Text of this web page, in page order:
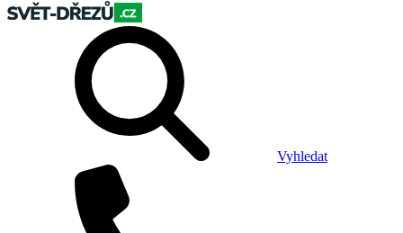
Vyhledat